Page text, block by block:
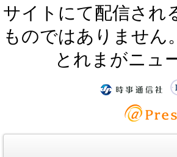
サイトにて配信され
ものではありません。
とれまがニュ